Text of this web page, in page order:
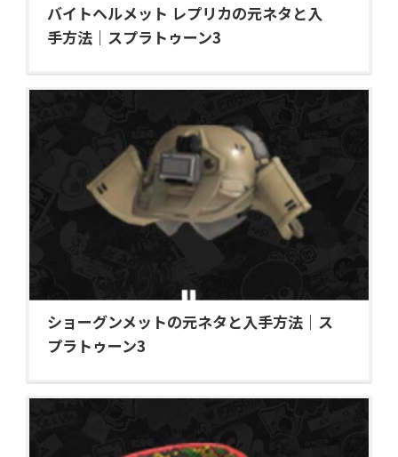
バイトヘルメット レプリカの元ネタと入
手方法｜スプラトゥーン3
ショーグンメットの元ネタと入手方法｜ス
プラトゥーン3